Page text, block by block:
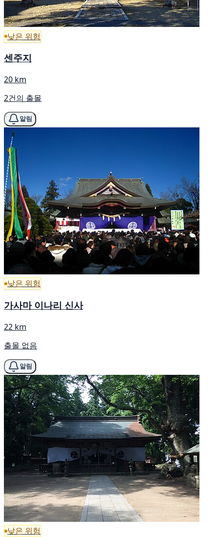
낮은 위험
센주지
20 km
2건의 출몰
알림
낮은 위험
가사마 이나리 신사
22 km
출몰 없음
알림
낮은 위험